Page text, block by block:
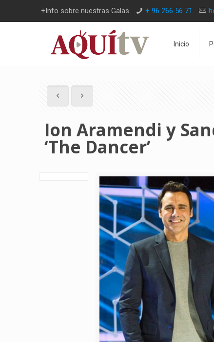
+Info sobre nuestras Galas + 96 266 56 71
Inicio
Ion Aramendi y
‘The Dancer’